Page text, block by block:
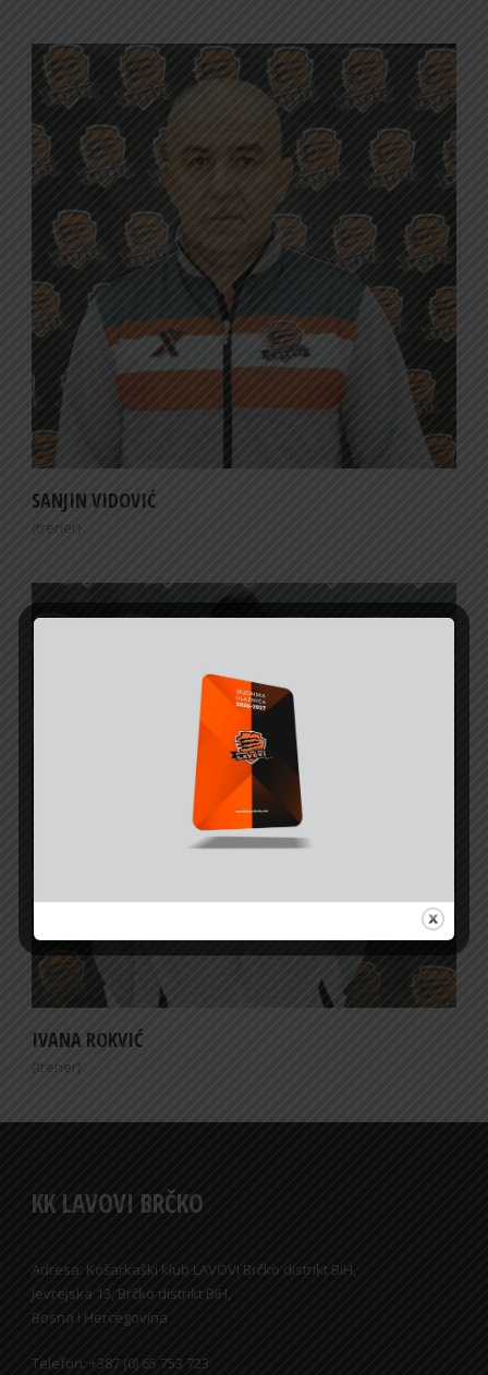
SANJIN VIDOVIĆ
(trener)
IVANA ROKVIĆ
(trener)
KK LAVOVI BRČKO
Adresa: Košarkaški klub LAVOVI Brčko distrikt BiH,
Jevrejska 13, Brčko distrikt BiH,
Bosna i Hercegovina
Telefon: +387 (0) 65 753 723